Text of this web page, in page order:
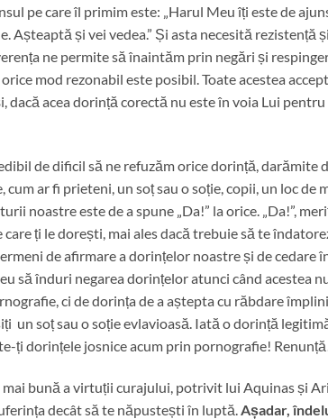
pe care îl primim este: „Harul Meu îți este de
Așteaptă și vei vedea.” Și asta necesită rezistență
ne permite să înaintăm prin negări și
mod rezonabil este posibil. Toate acestea
dacă acea dorință corectă nu este în voia Lui
de dificil să ne refuzăm orice dorință, darămite
cum ar fi prieteni, un soț sau o soție, copii, un loc de
noastre este de a spune „Da!” la orice. „Da!”,
ți le dorești, mai ales dacă trebuie să te
de afirmare a dorințelor noastre și de cedare
să înduri negarea dorințelor atunci când acestea
ci de dorința de a aștepta cu răbdare
un soț sau o soție evlavioasă. Iată o dorință
ți dorințele josnice acum prin pornografie!
mai bună a virtuții curajului, potrivit lui Aquinas și
decât să te năpustești în luptă. Așadar,